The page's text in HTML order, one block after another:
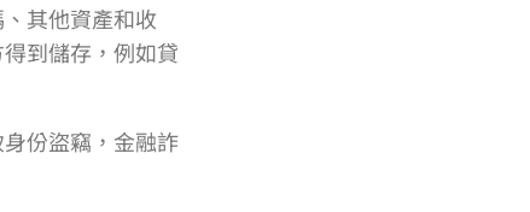
其他資產和收
到儲存，例如貸
份盜竊，金融詐